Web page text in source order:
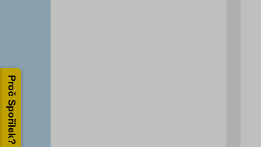
Proč Spořílek?